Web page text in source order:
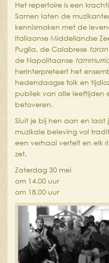
Het repertoire is een
Samen laten de
kennismaken met de
Italiaanse Middellandse
Puglia, de Calabrese
de Napolitaanse
herinterpreteert het
hedendaagse folk en
publiek van alle leeftijden
betoveren.
Sluit je bij hen aan en laat
muzikale beleving vol
een verhaal vertelt en elk
zet.
Zaterdag 30 mei
om 14.00 uur
om 18.00 uur